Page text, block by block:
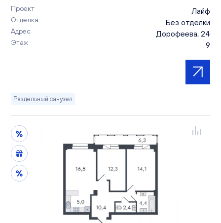
Проект Лайф
Отделка Без отделки
Адрес Дорофеева, 24
Этаж 9
Раздельный санузел